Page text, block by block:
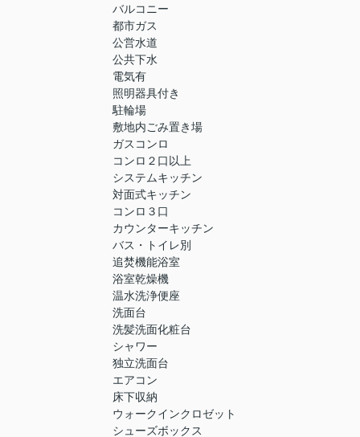
バルコニー
都市ガス
公営水道
公共下水
電気有
照明器具付き
駐輪場
敷地内ごみ置き場
ガスコンロ
コンロ２口以上
システムキッチン
対面式キッチン
コンロ３口
カウンターキッチン
バス・トイレ別
追焚機能浴室
浴室乾燥機
温水洗浄便座
洗面台
洗髪洗面化粧台
シャワー
独立洗面台
エアコン
床下収納
ウォークインクロゼット
シューズボックス